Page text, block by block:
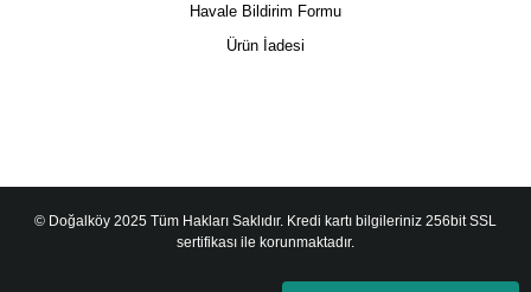
Havale Bildirim Formu
Ürün İadesi
© Doğalköy 2025 Tüm Hakları Saklıdır. Kredi kartı bilgileriniz 256bit SSL
sertifikası ile korunmaktadır.